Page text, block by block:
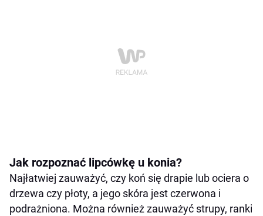
Jak rozpoznać lipcówkę u konia?
Najłatwiej zauważyć, czy koń się drapie lub ociera o
drzewa czy płoty, a jego skóra jest czerwona i
podrażniona. Można również zauważyć strupy, ranki